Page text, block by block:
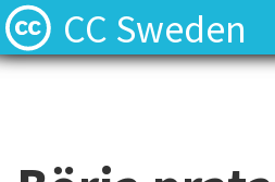
CC Sweden